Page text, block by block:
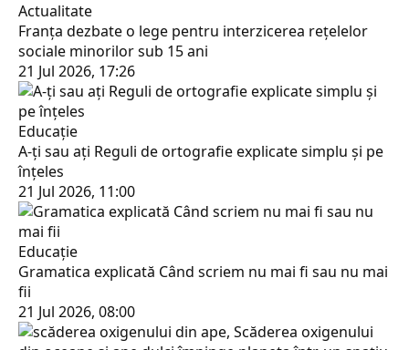
Actualitate
Franța dezbate o lege pentru interzicerea rețelelor
sociale minorilor sub 15 ani
21 Jul 2026, 17:26
Educaţie
A-ți sau ați Reguli de ortografie explicate simplu și pe
înțeles
21 Jul 2026, 11:00
Educaţie
Gramatica explicată Când scriem nu mai fi sau nu mai
fii
21 Jul 2026, 08:00